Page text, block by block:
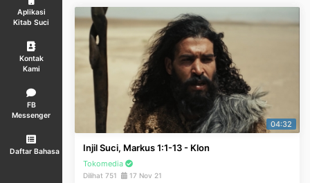
Aplikasi
Kitab Suci
Kontak
Kami
FB
Messenger
Daftar Bahasa
04:32
Injil Suci, Markus 1:1-13 - Klon
Tokomedia
Dilihat 751 17 Nov 21